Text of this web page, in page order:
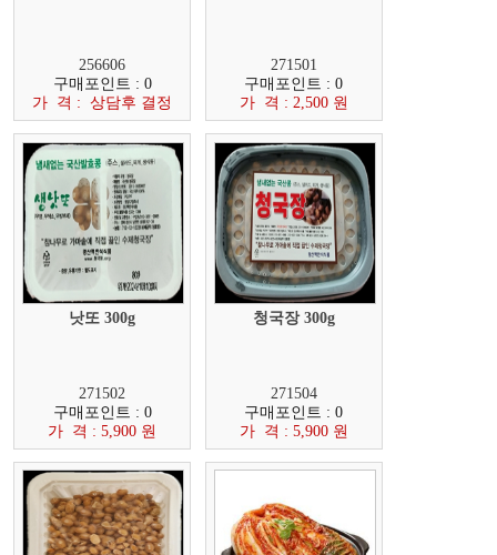
256606
구매포인트 : 0
가 격 : 상담후 결정
271501
구매포인트 : 0
가 격 : 2,500 원
낫또 300g
271502
구매포인트 : 0
가 격 : 5,900 원
청국장 300g
271504
구매포인트 : 0
가 격 : 5,900 원